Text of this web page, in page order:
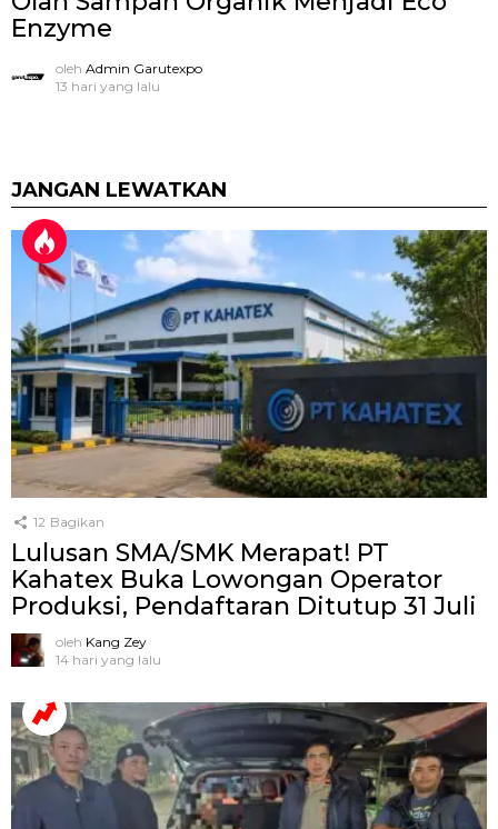
Enzyme
oleh Admin Garutexpo
13 hari yang lalu
JANGAN LEWATKAN
12 Bagikan
Lulusan SMA/SMK Merapat! PT
Kahatex Buka Lowongan Operator
Produksi, Pendaftaran Ditutup 31 Juli
oleh Kang Zey
14 hari yang lalu